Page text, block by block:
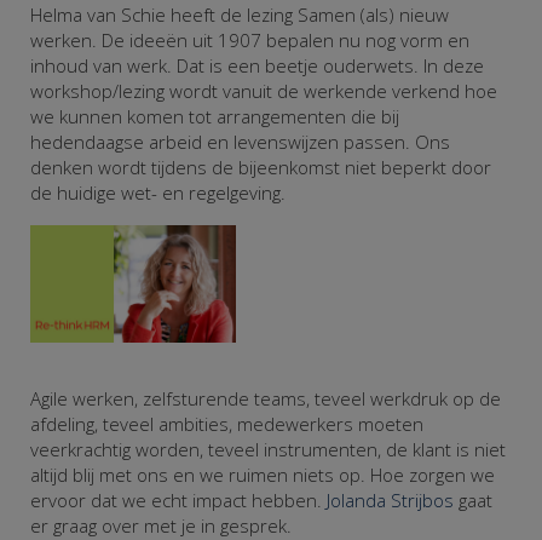
Helma van Schie heeft de lezing Samen (als) nieuw
werken. De ideeën uit 1907 bepalen nu nog vorm en
inhoud van werk. Dat is een beetje ouderwets. In deze
workshop/lezing wordt vanuit de werkende verkend hoe
we kunnen komen tot arrangementen die bij
hedendaagse arbeid en levenswijzen passen. Ons
denken wordt tijdens de bijeenkomst niet beperkt door
de huidige wet- en regelgeving.
Agile werken, zelfsturende teams, teveel werkdruk op de
afdeling, teveel ambities, medewerkers moeten
veerkrachtig worden, teveel instrumenten, de klant is niet
altijd blij met ons en we ruimen niets op. Hoe zorgen we
ervoor dat we echt impact hebben. Jolanda Strijbos gaat
er graag over met je in gesprek.